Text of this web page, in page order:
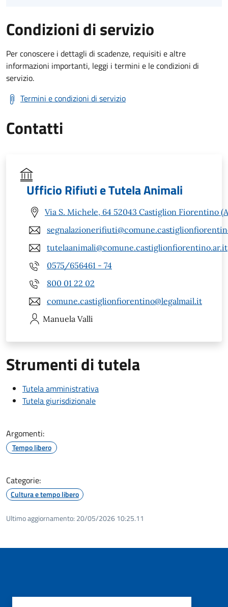
Condizioni di servizio
Per conoscere i dettagli di scadenze, requisiti e altre
informazioni importanti, leggi i termini e le condizioni di
servizio.
Termini e condizioni di servizio
Contatti
Ufficio Rifiuti e Tutela Animali
Via S. Michele, 64 52043 Castiglion Fiorentino
tutelaanimali@comune.castiglionfiorentino.ar.it
0575/656461 - 74
800 01 22 02
comune.castiglionfiorentino@legalmail.it
Manuela Valli
Strumenti di tutela
Tutela amministrativa
Tutela giurisdizionale
Argomenti:
Tempo libero
Categorie:
Cultura e tempo libero
Ultimo aggiornamento: 20/05/2026 10:25.11